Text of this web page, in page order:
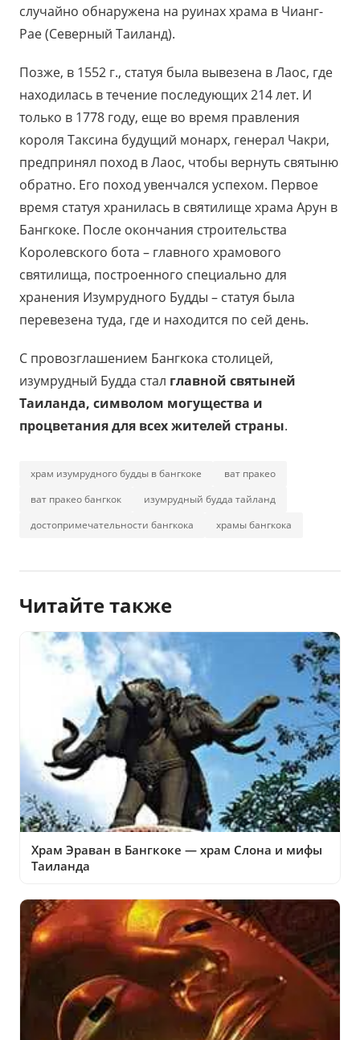
случайно обнаружена на руинах храма в Чианг-
Рае (Северный Таиланд).
Позже, в 1552 г., статуя была вывезена в Лаос, где
находилась в течение последующих 214 лет. И
только в 1778 году, еще во время правления
короля Таксина будущий монарх, генерал Чакри,
предпринял поход в Лаос, чтобы вернуть святыню
обратно. Его поход увенчался успехом. Первое
время статуя хранилась в святилище храма Арун в
Бангкоке. После окончания строительства
Королевского бота – главного храмового
святилища, построенного специально для
хранения Изумрудного Будды – статуя была
перевезена туда, где и находится по сей день.
С провозглашением Бангкока столицей,
изумрудный Будда стал главной святыней
Таиланда, символом могущества и
процветания для всех жителей страны.
храм изумрудного будды в бангкоке
ват пракео
ват пракео бангкок
изумрудный будда тайланд
достопримечательности бангкока
храмы бангкока
Читайте также
Храм Эраван в Бангкоке — храм Слона и мифы
Таиланда